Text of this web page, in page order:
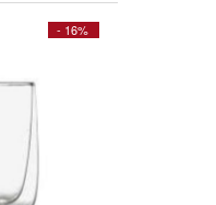
- 16%